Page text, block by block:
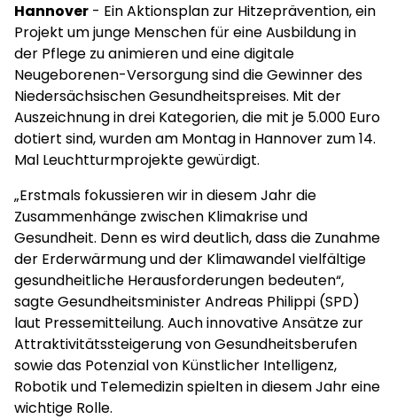
Hannover - Ein Aktionsplan zur Hitzeprävention, ein
Projekt um junge Menschen für eine Ausbildung in
der Pflege zu animieren und eine digitale
Neugeborenen-Versorgung sind die Gewinner des
Niedersächsischen Gesundheitspreises. Mit der
Auszeichnung in drei Kategorien, die mit je 5.000 Euro
dotiert sind, wurden am Montag in Hannover zum 14.
Mal Leuchtturmprojekte gewürdigt.
„Erstmals fokussieren wir in diesem Jahr die
Zusammenhänge zwischen Klimakrise und
Gesundheit. Denn es wird deutlich, dass die Zunahme
der Erderwärmung und der Klimawandel vielfältige
gesundheitliche Herausforderungen bedeuten“,
sagte Gesundheitsminister Andreas Philippi (SPD)
laut Pressemitteilung. Auch innovative Ansätze zur
Attraktivitätssteigerung von Gesundheitsberufen
sowie das Potenzial von Künstlicher Intelligenz,
Robotik und Telemedizin spielten in diesem Jahr eine
wichtige Rolle.